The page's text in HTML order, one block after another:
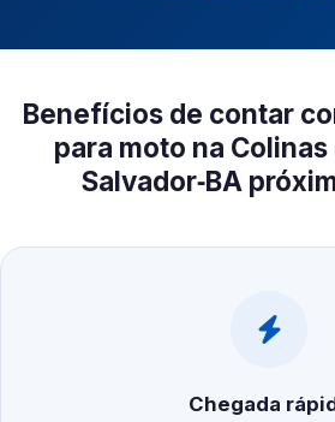
Benefícios de contar
para moto na
Salvador‑BA
Chegada